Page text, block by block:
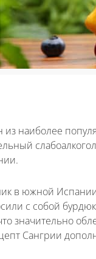
наиболее
в южной Испании
с собой
значительно
Сангрии